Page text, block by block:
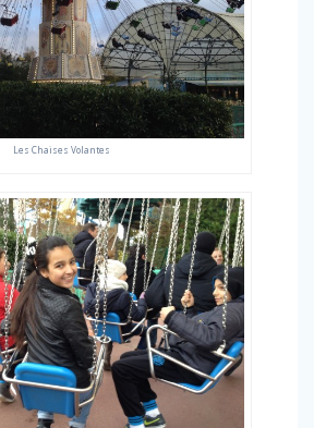
Les Chaises Volantes